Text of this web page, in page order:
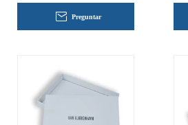
Preguntar